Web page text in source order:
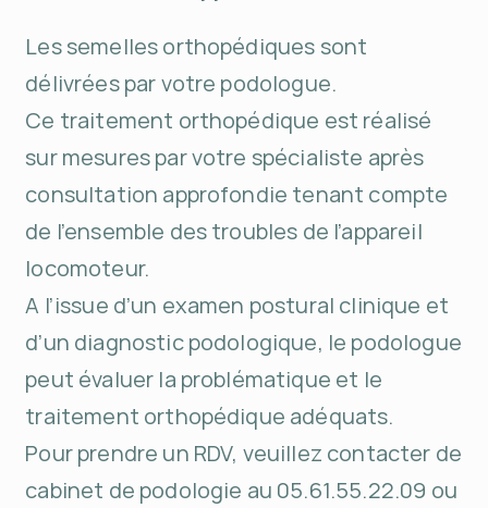
Les semelles orthopédiques sont
délivrées par votre podologue.
Ce traitement orthopédique est réalisé
sur mesures par votre spécialiste après
consultation approfondie tenant compte
de l’ensemble des troubles de l’appareil
locomoteur.
A l’issue d’un examen postural clinique et
d’un diagnostic podologique, le podologue
peut évaluer la problématique et le
traitement orthopédique adéquats.
Pour prendre un RDV, veuillez contacter de
cabinet de podologie au 05.61.55.22.09 ou